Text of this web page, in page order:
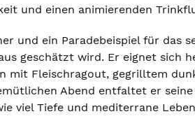
und einen animierenden
und ein Paradebeispiel für das
geschätzt wird. Er eignet sich
mit Fleischragout, gegrilltem
Abend entfaltet er
viel Tiefe und mediterrane